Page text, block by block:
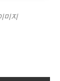
미지